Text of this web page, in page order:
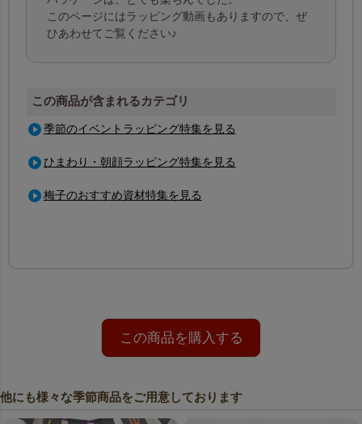
このページにはラッピング動画もありますので、ぜ
ひあわせてご覧ください♪
この商品が含まれるカテゴリ
季節のイベントラッピング特集を見る
ひまわり・朝顔ラッピング特集を見る
梅子のおすすめ資材特集を見る
この商品を購入する
他にも様々な季節商品をご用意しております